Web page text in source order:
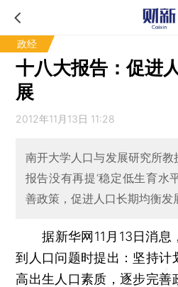
政经
十八大报告：促进
展
2012年11月13日 11:28
南开大学人口与发展研究所教
报告没有再提‘稳定低生育水
善政策，促进人口长期均衡发
据新华网11月13日消息
到人口问题时提出：坚持计
高出生人口素质，逐步完善